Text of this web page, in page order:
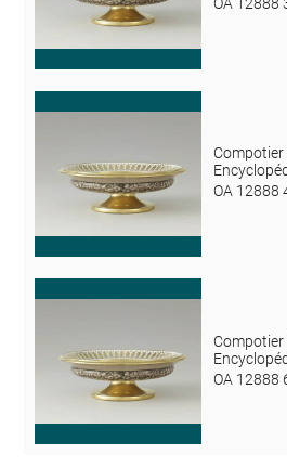
Compotier
OA 12888
Compotier
OA 12888